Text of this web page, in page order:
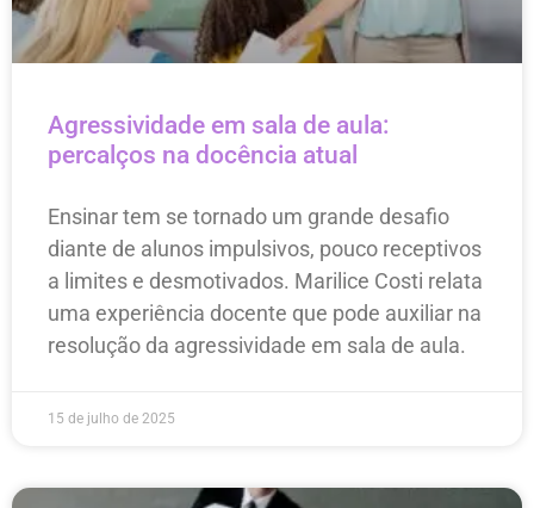
Agressividade em sala de aula:
percalços na docência atual
Ensinar tem se tornado um grande desafio
diante de alunos impulsivos, pouco receptivos
a limites e desmotivados. Marilice Costi relata
uma experiência docente que pode auxiliar na
resolução da agressividade em sala de aula.
15 de julho de 2025